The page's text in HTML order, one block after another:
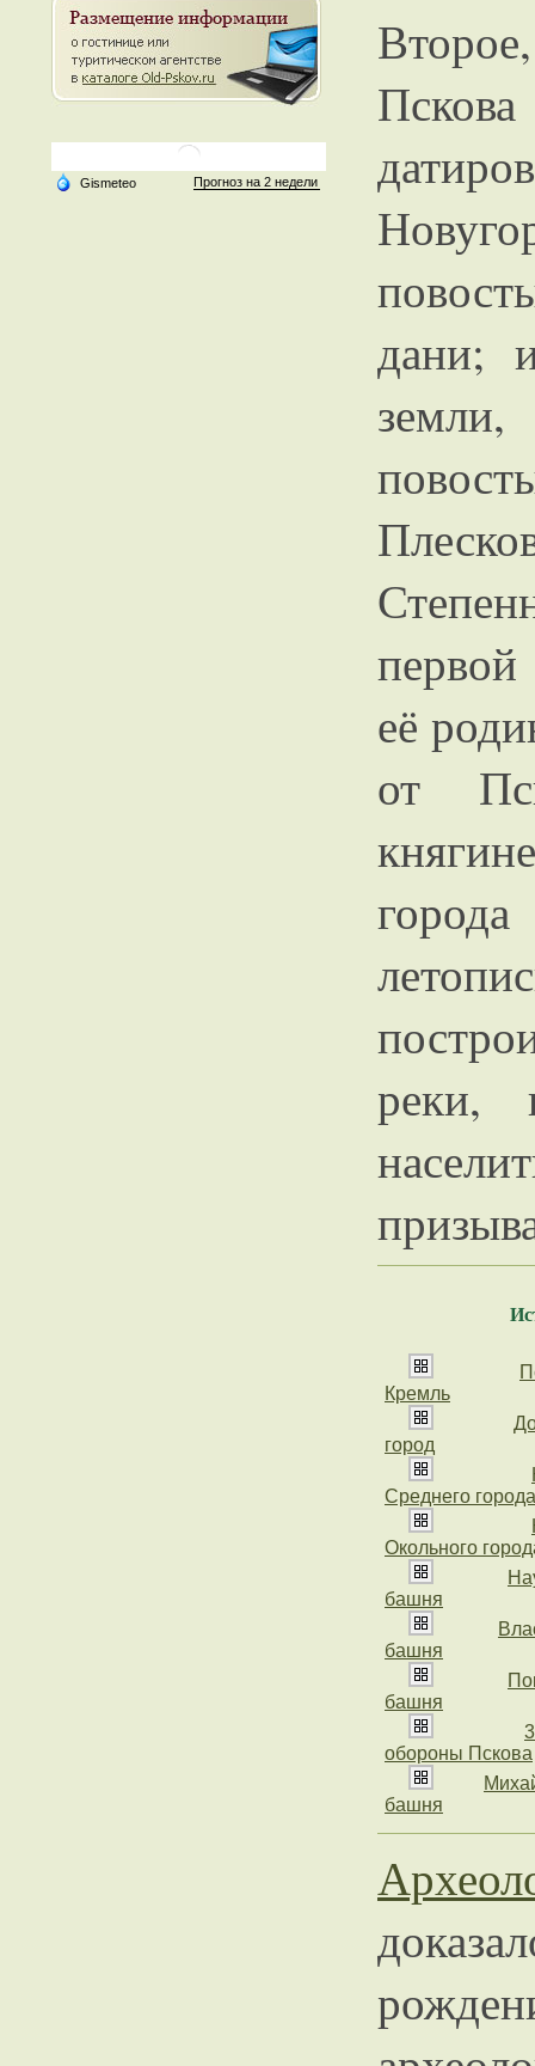
дани;
её
от
реки,
Кремль
город
Среднего города
Окольного
башня
башня
башня
обороны Пскова
башня